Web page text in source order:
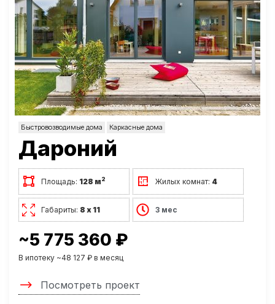
Быстровозводимые дома Каркасные дома
Дароний
Площадь: 128 м2 Жилых комнат: 4
Габариты: 8 х 11 3 мес
~5 775 360 ₽
В ипотеку ~48 127 ₽ в месяц
Посмотреть проект